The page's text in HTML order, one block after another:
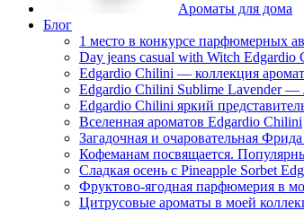
Ароматы для дома
Блог
1 место в конкурсе парфюмерных
Day jeans casual with Witch Edgardio
Edgardio Chilini — коллекция
Edgardio Chilini Sublime Lavender —
Edgardio Chilini яркий
Вселенная ароматов Edgardio Chilini
Загадочная и очаровательная
Кофеманам посвящается.
Сладкая осень с Pineapple Sorbet
Фруктово-ягодная парфюмерия в
​Цитрусовые ароматы в моей